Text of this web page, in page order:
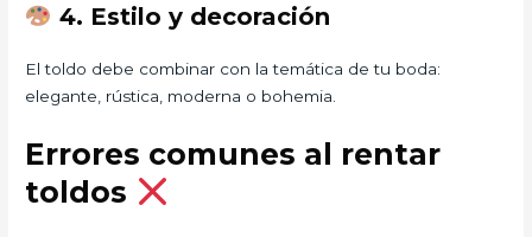
4. Estilo y decoración
El toldo debe combinar con la temática de tu boda:
elegante, rústica, moderna o bohemia.
Errores comunes al rentar
toldos